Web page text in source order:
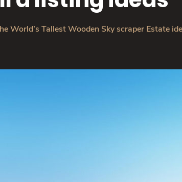
World’s Tallest Wooden Sky scraper Estate